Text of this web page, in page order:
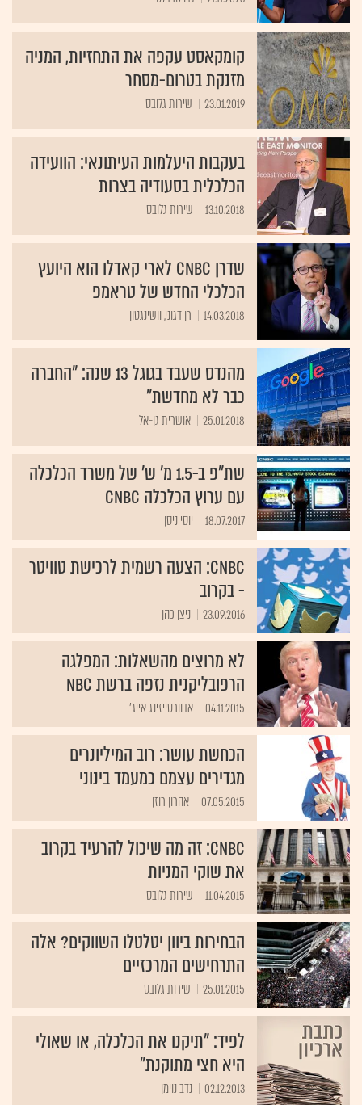
קומקאסט עקפה את התחזיות, המניה
מזנקת בטרום-מסחר
23.01.2019 שירות גלובס
בעקבות היעלמות העיתונאי: הוועידה
הכלכלית בסעודיה בצרות
13.10.2018 שירות גלובס
שדרן CNBC לארי קאדלו הוא היועץ
הכלכלי החדש של טראמפ
14.03.2018 רן דגוני, וושינגטון
מהנדס שעבד בגוגל 13 שנה: "החברה
כבר לא מחדשת"
25.01.2018 אושרית גן-אל
שת"פ ב-1.5 מ' ש' של משרד הכלכלה
עם ערוץ הכלכלה CNBC
18.07.2017 יוסי ניסן
CNBC: הצעה רשמית לרכישת טוויטר
- בקרוב
23.09.2016 ניצן כהן
לא מרוצים מהשאלות: המפלגה
הרפובליקנית נזפה ברשת NBC
04.11.2015 אדוורטייזינג אייג'
הכחשת עושר: רוב המיליונרים
מגדירים עצמם כמעמד בינוני
07.05.2015 אהרון רוזן
CNBC: זה מה שיכול להרעיד בקרוב
את שוקי המניות
11.04.2015 שירות גלובס
הבחירות ביוון יטלטלו השווקים? אלה
התרחישים המרכזיים
25.01.2015 שירות גלובס
לפיד: "תיקנו את הכלכלה, או שאולי
היא חצי מתוקנת"
02.12.2013 נדב נוימן